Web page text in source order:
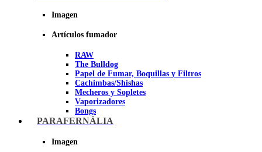
Imagen
Artículos fumador
RAW
The Bulldog
Papel de Fumar, Boquillas y Filtros
Cachimbas/Shishas
Mecheros y Sopletes
Vaporizadores
Bongs
Bandejas para liar
Ceniceros para Fumadores
PARAFERNÁLIA
Imagen